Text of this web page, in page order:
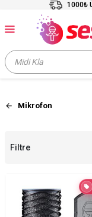
1000₺
Mikrofon
Filtre